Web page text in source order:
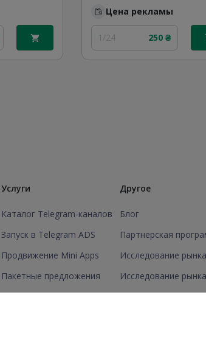
Цена рекламы
1/24 250 ₴
Услуги
Каталог Telegram-каналов
Запуск в Telegram ADS
Продвижение Mini Apps
Пакетные предложения
Добавить канал/группу
Другое
Блог
Партнерская
Исследование
Исследование